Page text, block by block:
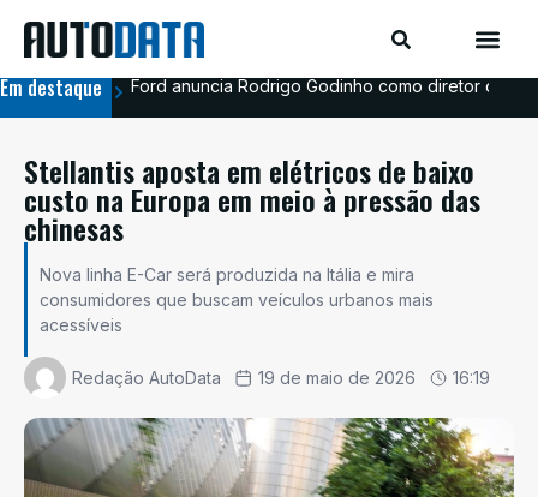
Em destaque Ford anuncia Rodrigo Godinho como diretor de
Stellantis aposta em elétricos de baixo
custo na Europa em meio à pressão das
chinesas
Nova linha E-Car será produzida na Itália e mira
consumidores que buscam veículos urbanos mais
acessíveis
Redação AutoData 19 de maio de 2026 16:19